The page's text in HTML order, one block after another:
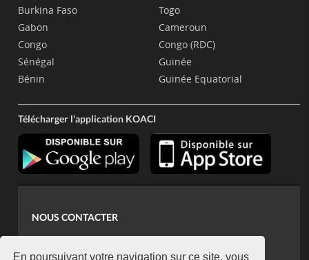
En poursuivant votre navigation sur ce site, vous
Burkina Faso
Gabon
Congo
Sénégal
Bénin
Togo
Cameroun
Congo (RDC)
Guinée
Guinée Equatorial
Télécharger l'application KOACI
NOUS CONTACTER